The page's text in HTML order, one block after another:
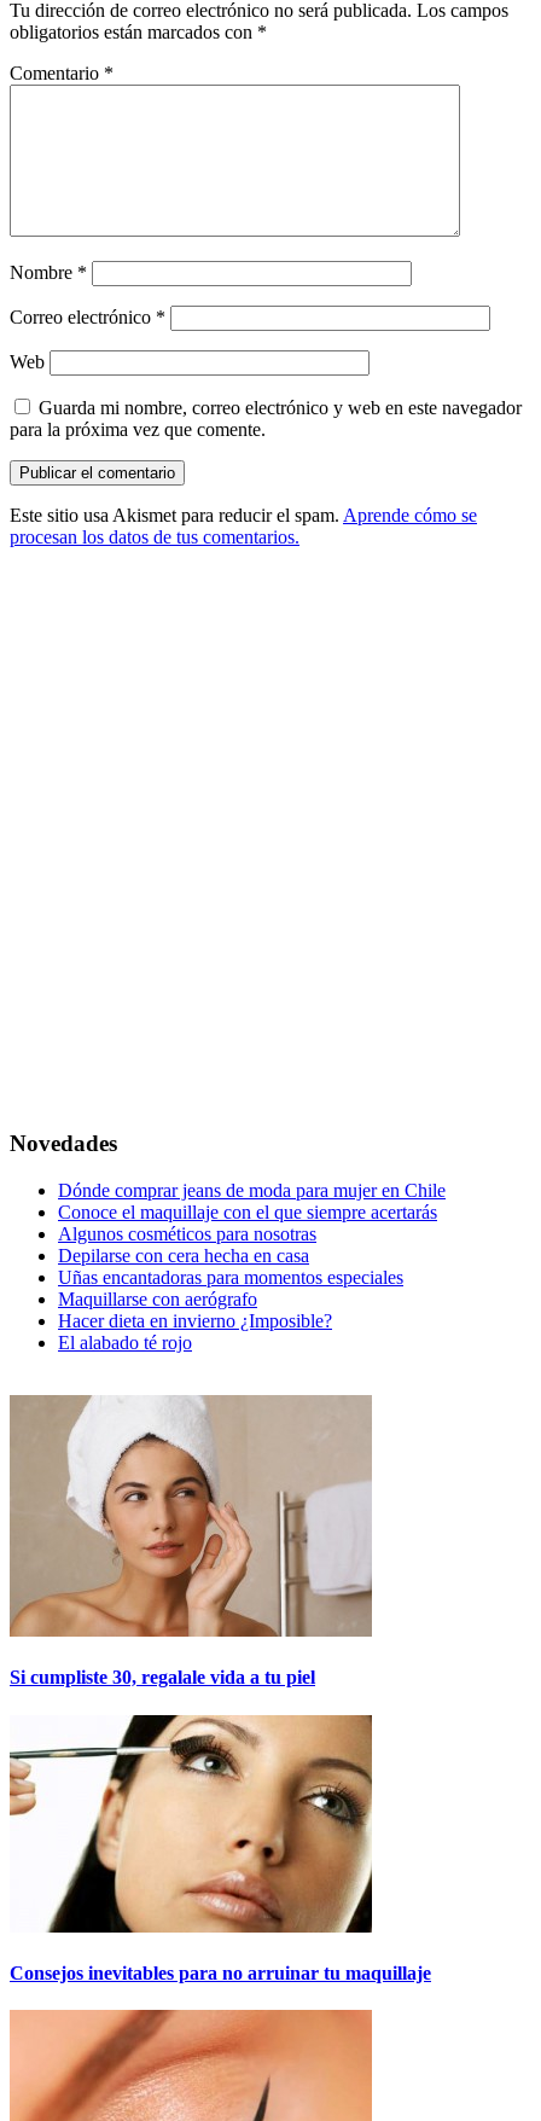
Tu dirección de correo electrónico no será publicada. Los campos
obligatorios están marcados con *
Comentario *
Nombre *
Correo electrónico *
Web
Guarda mi nombre, correo electrónico y web en este navegador
para la próxima vez que comente.
Este sitio usa Akismet para reducir el spam. Aprende cómo se
procesan los datos de tus comentarios.
Novedades
Dónde comprar jeans de moda para mujer en Chile
Conoce el maquillaje con el que siempre acertarás
Algunos cosméticos para nosotras
Depilarse con cera hecha en casa
Uñas encantadoras para momentos especiales
Maquillarse con aerógrafo
Hacer dieta en invierno ¿Imposible?
El alabado té rojo
Si cumpliste 30, regalale vida a tu piel
Consejos inevitables para no arruinar tu maquillaje